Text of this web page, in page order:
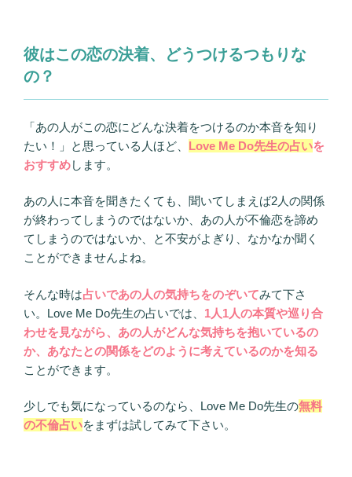
彼はこの恋の決着、どうつけるつもりな
の？
「あの人がこの恋にどんな決着をつけるのか本音を知り
たい！」と思っている人ほど、 Love Me Do先生の占いを
おすすめします。
あの人に本音を聞きたくても、聞いてしまえば2人の関係
が終わってしまうのではないか、あの人が不倫恋を諦め
てしまうのではないか、と不安がよぎり、なかなか聞く
ことができませんよね。
そんな時は占いであの人の気持ちをのぞいてみて下さ
い。Love Me Do先生の占いでは、 1人1人の本質や巡り合
わせを見ながら、あの人がどんな気持ちを抱いているの
か、あなたとの関係をどのように考えているのかを知る
ことができます。
少しでも気になっているのなら、Love Me Do先生の無料
の不倫占いをまずは試してみて下さい。